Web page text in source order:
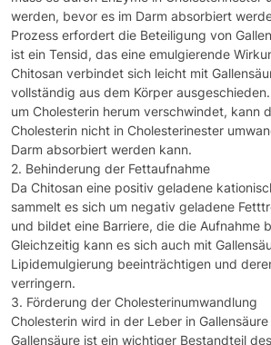
werden, bevor es im Darm absorbiert
Prozess erfordert die Beteiligung von
ist ein Tensid, das eine emulgierende
Chitosan verbindet sich leicht mit
vollständig aus dem Körper
um Cholesterin herum verschwindet, kann
Cholesterin nicht in Cholesterinester
Darm absorbiert werden kann.
2. Behinderung der Fettaufnahme
Da Chitosan eine positiv geladene
sammelt es sich um negativ geladene
und bildet eine Barriere, die die Aufnahme
Gleichzeitig kann es sich auch mit
Lipidemulgierung beeinträchtigen und
verringern.
3. Förderung der Cholesterinumwandlung
Cholesterin wird in der Leber in
Gallensäure ist ein wichtiger Bestandteil